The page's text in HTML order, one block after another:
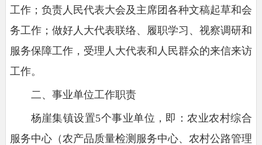
工作；负责人民代表大会及主席团各种文稿起草和会
务工作；做好人大代表联络、履职学习、视察调研和
服务保障工作，受理人大代表和人民群众的来信来访
工作。
二、事业单位工作职责
杨崖集镇设置5个事业单位，即：农业农村综合
服务中心（农产品质量检测服务中心、农村公路管理